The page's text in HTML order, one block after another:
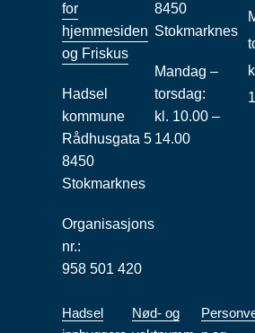
for
hjemmesiden
og Friskus
Hadsel
kommune
Rådhusgata 5
8450
Stokmarknes
Organisasjons
nr.:
958 501 420
8450
Stokmarknes
Mandag –
torsdag:
kl. 10.00 –
14.00
Hadsel
Nød- og